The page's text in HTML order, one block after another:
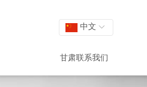
甘肃联系我们
中文